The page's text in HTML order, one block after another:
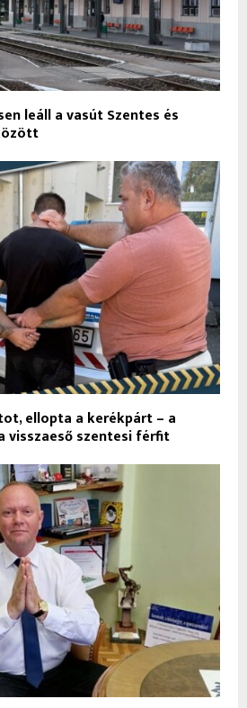
leáll a vasút Szentes és
ellopta a kerékpárt – a
visszaeső szentesi férfit